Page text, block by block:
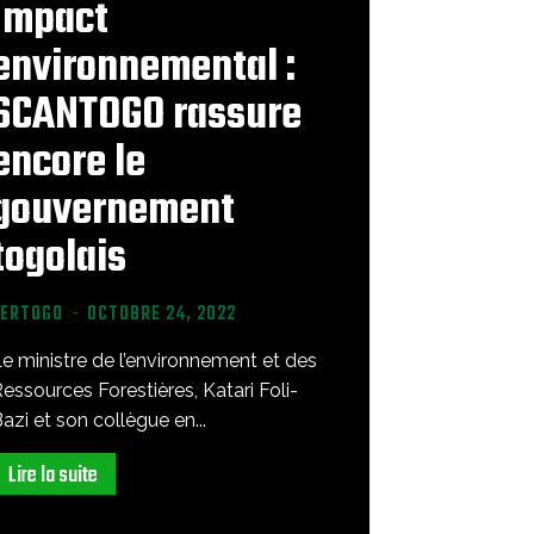
:
rassure
le
- OCTOBRE 24, 2022
ministre de l’environnement et des
Forestières, Katari Foli-
et son collègue en...
Lire la suite